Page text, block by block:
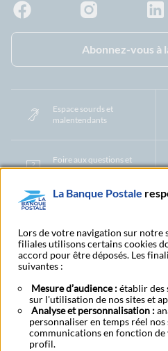
Abonnez-vous à
Espace sourds et
malentendants
Foire aux questions et
centre d'aide
Protection des Données à Caractère
CookiesGestion des cookies
Contestation et réclamation
Alertes fraudes et points de vigilance
Aide navigateur et
Vider le cache de votre navigateur
Accessibilité – Partiellement
BFI - Banque de
La Banque Postale
Lors de votre navigation sur notre
filiales utilisons certains cookies
accord pour être déposés. Les
suivantes :
Mesure d’audience :établir des
sur l'utilisation de nos sites et
Analyse et personnalisation :
personnaliser en temps réel
communications en fonction
profil.